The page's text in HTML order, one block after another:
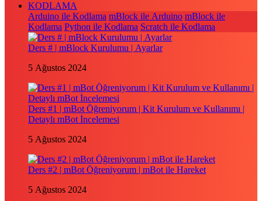
KODLAMA
Arduino ile Kodlama mBlock ile Arduino mBlock ile
Kodlama Python ile Kodlama Scratch ile Kodlama
Ders # | mBlock Kurulumu | Ayarlar
5 Ağustos 2024
Ders #1 | mBot Öğreniyorum | Kit Kurulum ve Kullanımı |
Detaylı mBot İncelemesi
5 Ağustos 2024
Ders #2 | mBot Öğreniyorum | mBot ile Hareket
5 Ağustos 2024